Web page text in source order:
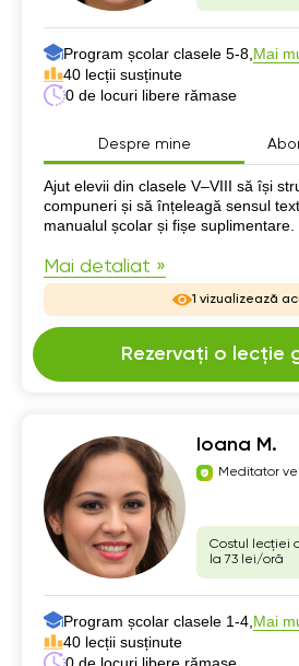
Program școlar clasele 5-8, Mai
40 lecții susținute
0 de locuri libere rămase
Despre mine
Despre mine
Ajut elevii din clasele V–VIII să își
compuneri și să înțeleagă sensul
manualul școlar și fișe suplimentare.
Mai detaliat »
1 vizualizează
Rezervați o lecție
Ioana M.
Meditator
Costul lecției
la 73 lei/oră
Program școlar clasele 1-4, Mai
40 lecții susținute
0 de locuri libere rămase